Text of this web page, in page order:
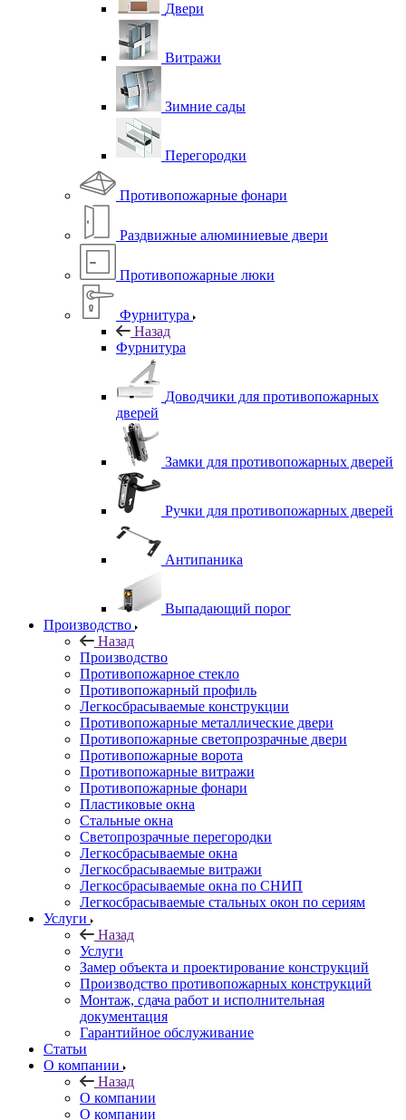
Двери
Витражи
Зимние сады
Перегородки
Противопожарные фонари
Раздвижные алюминиевые двери
Противопожарные люки
Фурнитура
Назад
Фурнитура
Доводчики для противопожарных
дверей
Замки для противопожарных дверей
Ручки для противопожарных дверей
Антипаника
Выпадающий порог
Производство
Назад
Производство
Противопожарное стекло
Противопожарный профиль
Легкосбрасываемые конструкции
Противопожарные металлические двери
Противопожарные светопрозрачные двери
Противопожарные ворота
Противопожарные витражи
Противопожарные фонари
Пластиковые окна
Стальные окна
Светопрозрачные перегородки
Легкосбрасываемые окна
Легкосбрасываемые витражи
Легкосбрасываемые окна по СНИП
Легкосбрасываемые стальных окон по сериям
Услуги
Назад
Услуги
Замер объекта и проектирование конструкций
Производство противопожарных конструкций
Монтаж, сдача работ и исполнительная
документация
Гарантийное обслуживание
Статьи
О компании
Назад
О компании
О компании